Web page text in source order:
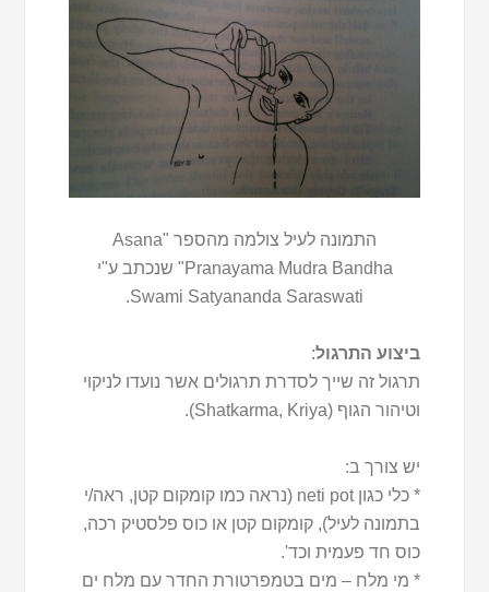
התמונה לעיל צולמה מהספר "Asana
Pranayama Mudra Bandha" שנכתב ע"י
Swami Satyananda Saraswati.
ביצוע התרגול:
תרגול זה שייך לסדרת תרגולים אשר נועדו לניקוי
וטיהור הגוף (Shatkarma, Kriya).
יש צורך ב:
* כלי כגון neti pot (נראה כמו קומקום קטן, ראה/י
בתמונה לעיל), קומקום קטן או כוס פלסטיק רכה,
כוס חד פעמית וכד'.
* מי מלח – מים בטמפרטורת החדר עם מלח ים